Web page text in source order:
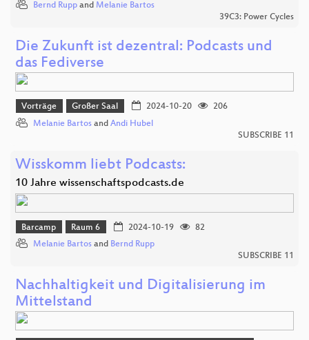
Bernd Rupp and Melanie Bartos
39C3: Power Cycles
Die Zukunft ist dezentral: Podcasts und
das Fediverse
Vorträge Großer Saal 2024-10-20
206
Melanie Bartos and Andi Hubel
SUBSCRIBE 11
Wisskomm liebt Podcasts:
10 Jahre wissenschaftspodcasts.de
Barcamp Raum 6 2024-10-19
82
Melanie Bartos and Bernd Rupp
SUBSCRIBE 11
Nachhaltigkeit und Digitalisierung im
Mittelstand